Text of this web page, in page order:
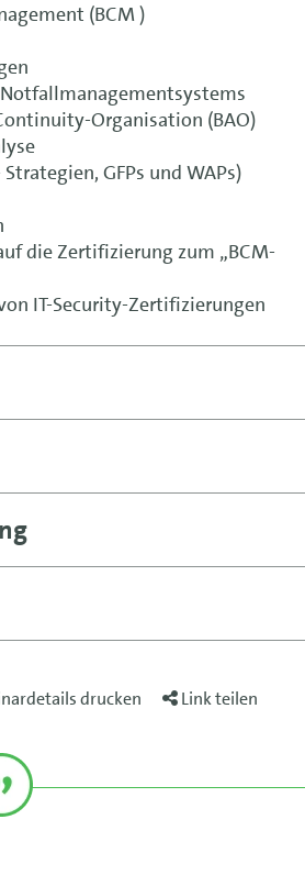
(BCM )
Organisation (BAO)
GFPs und WAPs)
die Zertifizierung zum „BCM-
IT-Security-Zertifizierungen
drucken Link teilen